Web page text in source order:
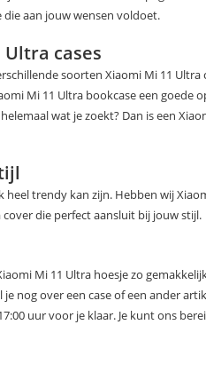
aan jouw wensen voldoet.
cases
soorten Xiaomi Mi 11 Ultra
Mi 11 Ultra bookcase een goede
wat je zoekt? Dan is een
trendy kan zijn. Hebben wij
die perfect aansluit bij jouw stijl.
Mi 11 Ultra hoesje zo
nog over een case of een ander
uur voor je klaar. Je kunt ons